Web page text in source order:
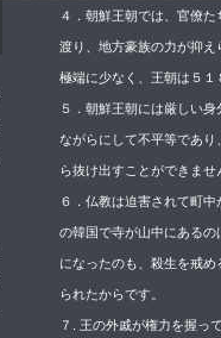
４．朝鮮王朝では、官僚
渡り、地方豪族の力が抑
極端に少なく、王朝は５１
５．朝鮮王朝には厳しい
ながらにして不平等であ
ら抜け出すことができませ
６．仏教は迫害されて町
の韓国で寺が山中にある
になったのも、殺生を戒
られたからです。
７. 王の外戚が権力を握っ